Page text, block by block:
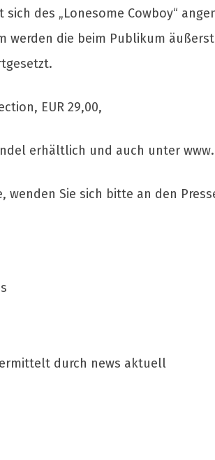
des „Lonesome Cowboy“
die beim Publikum
EUR 29,00,
erhältlich und auch unter
wenden Sie sich bitte an den
durch news aktuell